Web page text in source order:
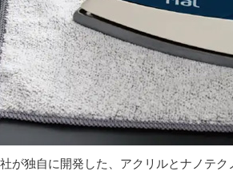
が独自に開発した、アクリルとナノテ